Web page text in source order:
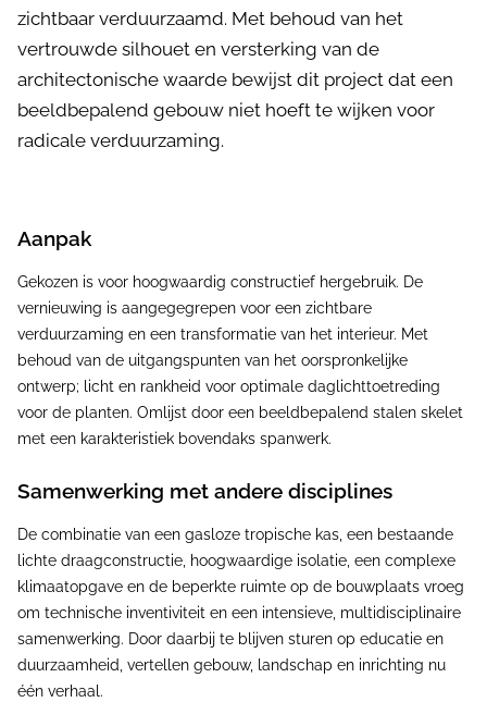
zichtbaar verduurzaamd. Met behoud van het
vertrouwde silhouet en versterking van de
architectonische waarde bewijst dit project dat een
beeldbepalend gebouw niet hoeft te wijken voor
radicale verduurzaming.
Aanpak
Gekozen is voor hoogwaardig constructief hergebruik. De
vernieuwing is aangegegrepen voor een zichtbare
verduurzaming en een transformatie van het interieur. Met
behoud van de uitgangspunten van het oorspronkelijke
ontwerp; licht en rankheid voor optimale daglichttoetreding
voor de planten. Omlijst door een beeldbepalend stalen skelet
met een karakteristiek bovendaks spanwerk.
Samenwerking met andere disciplines
De combinatie van een gasloze tropische kas, een bestaande
lichte draagconstructie, hoogwaardige isolatie, een complexe
klimaatopgave en de beperkte ruimte op de bouwplaats vroeg
om technische inventiviteit en een intensieve, multidisciplinaire
samenwerking. Door daarbij te blijven sturen op educatie en
duurzaamheid, vertellen gebouw, landschap en inrichting nu
één verhaal.